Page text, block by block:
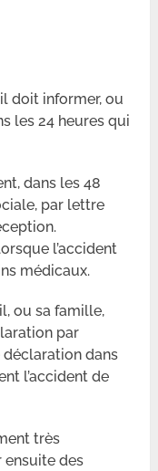
doit informer, ou
les 24 heures qui
dans les 48
par lettre
l’accident
médicaux.
ou sa famille,
par
déclaration dans
l’accident de
très
des